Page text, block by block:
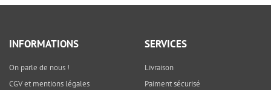
INFORMATIONS
On parle de nous !
CGV et mentions légales
SERVICES
Livraison
Paiment sécurisé